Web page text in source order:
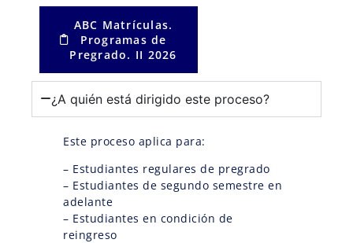
ABC Matrículas.
Programas de
Pregrado. II 2026
¿A quién está dirigido este proceso?
Este proceso aplica para:
– Estudiantes regulares de pregrado
– Estudiantes de segundo semestre en
adelante
– Estudiantes en condición de
reingreso